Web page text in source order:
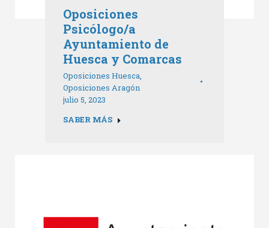
Oposiciones
Psicólogo/a
Ayuntamiento de
Huesca y Comarcas
Oposiciones Huesca,
Oposiciones Aragón
julio 5, 2023
SABER MÁS